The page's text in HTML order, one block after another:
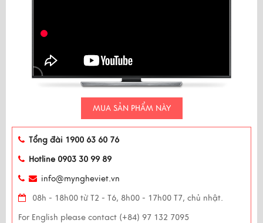
MUA SẢN PHẨM NÀY
Tổng đài 1900 63 60 76
Hotline 0903 30 99 89
info@myngheviet.vn
08h - 18h00 từ T2 - T6, 8h00 - 17h00 T7, chủ nhật.
For English please contact (+84) 97 132 7095